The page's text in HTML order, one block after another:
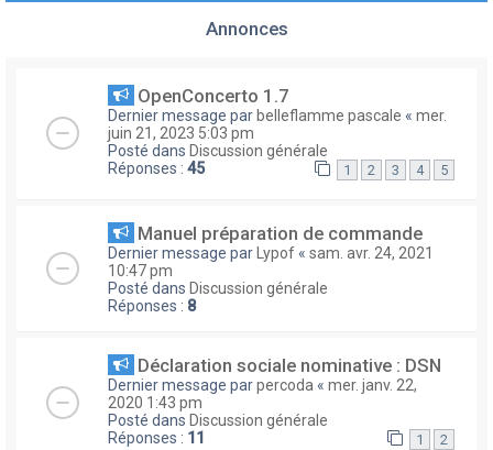
Annonces
OpenConcerto 1.7
Dernier message par belleflamme pascale « mer.
juin 21, 2023 5:03 pm
Posté dans Discussion générale
Réponses : 45 1 2 3 4 5
Manuel préparation de commande
Dernier message par Lypof « sam. avr. 24, 2021
10:47 pm
Posté dans Discussion générale
Réponses : 8
Déclaration sociale nominative : DSN
Dernier message parpercoda « mer. janv. 22,
2020 1:43 pm
Posté dans Discussion générale
Réponses : 11 1 2